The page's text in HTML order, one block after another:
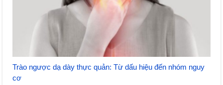
Trào ngược dạ dày thực quản: Từ dấu hiệu đến nhóm nguy
cơ